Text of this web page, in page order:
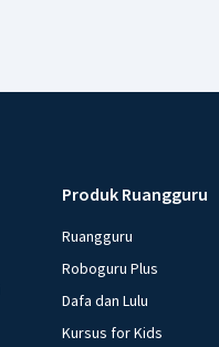
Produk Ruangguru
Ruangguru
Roboguru Plus
Dafa dan Lulu
Kursus for Kids